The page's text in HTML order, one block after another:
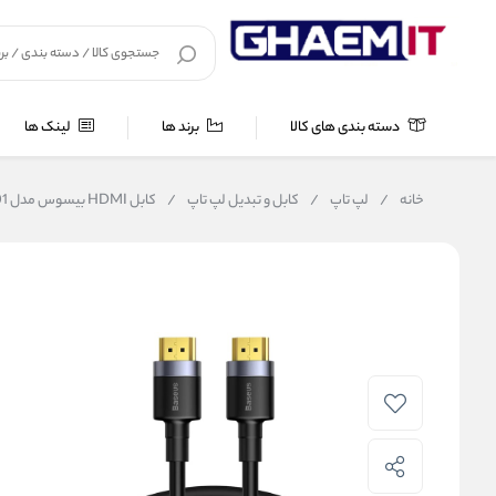
دسته بندی های کالا برند ها لینک ها
خانه / لپ تاپ / کابل و تبدیل لپ تاپ / کابل HDMI بیسوس مدل BASEUS CADKLF-H01 طول 5 متر کیفیت 4K